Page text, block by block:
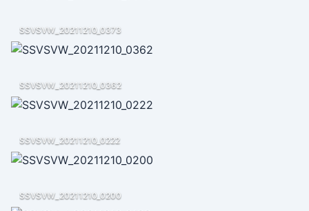
SSVSVW_20211210_0373
SSVSVW_20211210_0362
SSVSVW_20211210_0222
SSVSVW_20211210_0200